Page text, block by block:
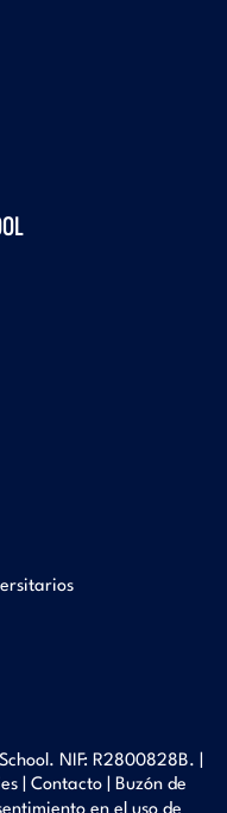
NIF: R2800828B. |
| Contacto|
Buzón de